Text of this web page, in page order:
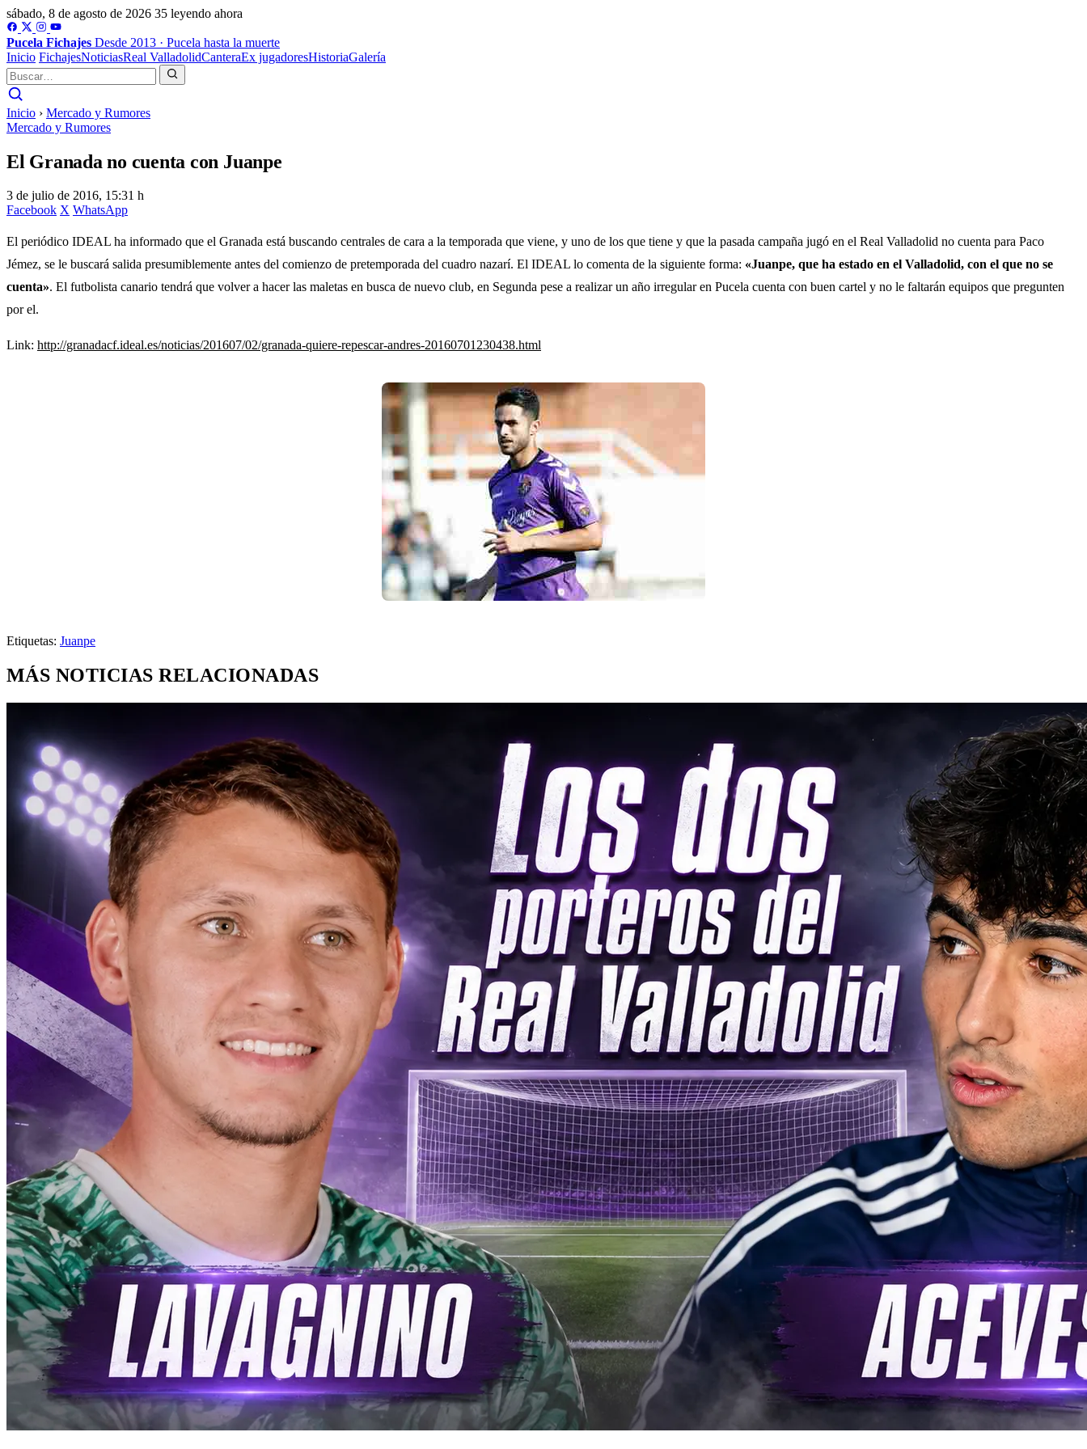
sábado, 8 de agosto de 2026 35 leyendo ahora
Pucela Fichajes Desde 2013 · Pucela hasta la muerte
Inicio FichajesNoticiasReal ValladolidCanteraEx jugadoresHistoriaGalería
Inicio › Mercado y Rumores
Mercado y Rumores
El Granada no cuenta con Juanpe
3 de julio de 2016, 15:31 h
Facebook X WhatsApp
El periódico IDEAL ha informado que el Granada está buscando centrales de cara a la temporada que viene, y uno de los que tiene y que la pasada campaña jugó en el Real Valladolid no cuenta para Paco
Jémez, se le buscará salida presumiblemente antes del comienzo de pretemporada del cuadro nazarí. El IDEAL lo comenta de la siguiente forma: «Juanpe, que ha estado en el Valladolid, con el que no se
cuenta». El futbolista canario tendrá que volver a hacer las maletas en busca de nuevo club, en Segunda pese a realizar un año irregular en Pucela cuenta con buen cartel y no le faltarán equipos que pregunten
por el.
Link: http://granadacf.ideal.es/noticias/201607/02/granada-quiere-repescar-andres-20160701230438.html
Etiquetas: Juanpe
MÁS NOTICIAS RELACIONADAS